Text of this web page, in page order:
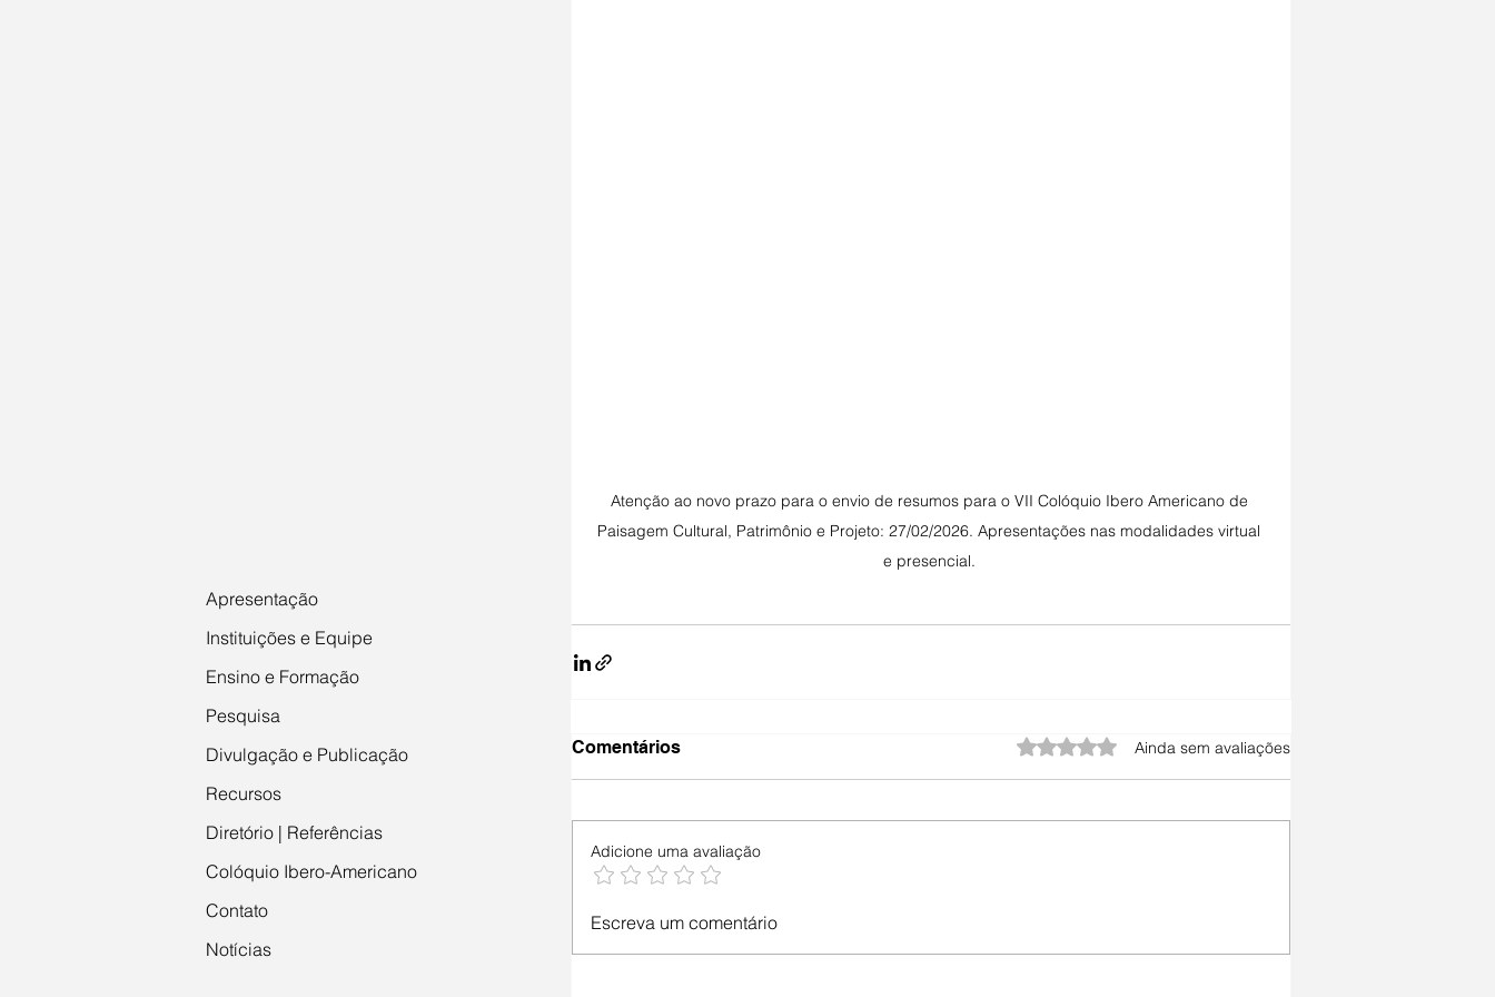
Atenção ao novo prazo para o envio de resumos para o VII Colóquio Ibero Americano de
Paisagem Cultural, Patrimônio e Projeto: 27/02/2026. Apresentações nas modalidades virtual
e presencial.
Comentários Avaliado com 0 de 5 estrelas.
Ainda sem avaliações
Adicione uma avaliação
Escreva um comentário
Apresentação
Instituições e Equipe
Ensino e Formação
Pesquisa
Divulgação e Publicação
Recursos
Diretório | Referências
Colóquio Ibero-Americano
Contato
Notícias